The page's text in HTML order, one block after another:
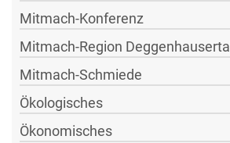
Mitmach-Konferenz
Mitmach-Region Deggenhausertal
Mitmach-Schmiede
Ökologisches
Ökonomisches